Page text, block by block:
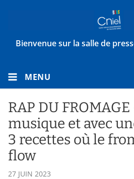
Bienvenue sur la salle de
MENU
RAP DU
musique et avec
3 recettes où le
flow
27 JUIN 2023